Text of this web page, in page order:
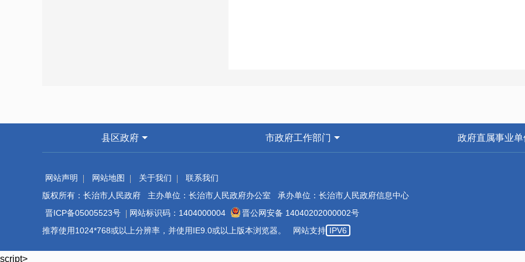
县区政府 市政府工作部门 政府直属事业单
网站声明 网站地图 关于我们
联系我们
版权所有：长治市人民政府 主办单位：长治市人民政府办公室 承办单位：长治市人民政府信息中心
晋ICP备05005523号
网站标识码：1404000004
晋公网安备 14040202000002号
推荐使用1024*768或以上分辨率，并使用IE9.0或以上版本浏览器。 网站支持 IPV6
script>